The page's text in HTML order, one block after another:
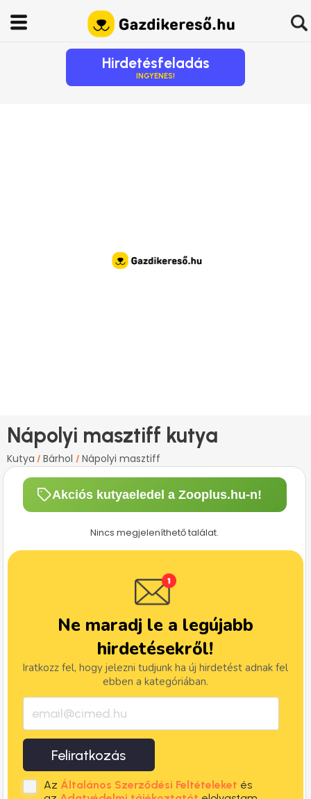
Hirdetésfeladás
INGYENES!
Nápolyi masztiff kutya
Kutya / Bárhol / Nápolyi masztiff
Akciós kutyaeledel a Zooplus.hu-n!
Nincs megjeleníthető találat.
Ne maradj le a legújabb
hirdetésekről!
Iratkozz fel, hogy jelezni tudjunk ha új hirdetést adnak fel
ebben a kategóriában.
Feliratkozás
Az Általános Szerződési Feltételeket és